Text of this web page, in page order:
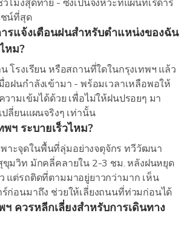
โมงสุดท้าย - ซึ่งเป็นจังหวะที่แผนที่เรดาร์
ชน์ที่สุด
รแจ้งเตือนฝนสำหรับตำแหน่งของฉัน
หม?
โรงเรียน หรือสถานที่ใดในกรุงเทพฯ แล้ว
อฝนกำลังเข้ามา - พร้อมเวลาเหลือพอให้
วามเข้มได้ด้วย เพื่อไม่ให้ฝนปรอยๆ มา
ปลี่ยนแผนจริงๆ เท่านั้น
ฯ ระบายเร็วไหม?
าะจุดในพื้นที่ลุ่มอย่างจตุจักร ทวีวัฒนา
ขุมวิท มักคลี่คลายใน 2-3 ชม. หลังฝนหยุด
แต่รถติดที่ตามมาอยู่ยาวกว่ามาก เห็น
ก่อนมาถึง ช่วยให้เลี่ยงถนนที่ท่วมก่อนได้
ฯ ควรหลีกเลี่ยงสำหรับการเดินทาง